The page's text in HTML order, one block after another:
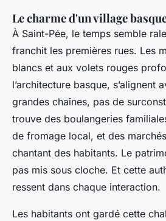
Le charme d'un village
À Saint-Pée, le temps semble
franchit les premières rues. Les
blancs et aux volets rouges
l’architecture basque, s’alignent
grandes chaînes, pas de
trouve des boulangeries
de fromage local, et des marchés
chantant des habitants. Le
pas mis sous cloche. Et cette
ressent dans chaque interaction.
Les habitants ont gardé cette